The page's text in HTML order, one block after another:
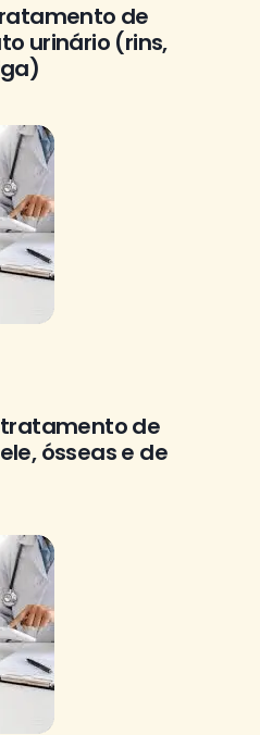
de
urinário (rins,
de
ósseas e de